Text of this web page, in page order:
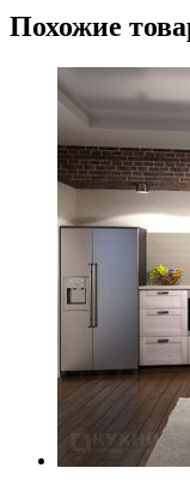
Похожие